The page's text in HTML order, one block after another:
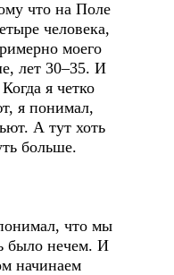
что на Поле
человека,
моего
лет 30–35. И
я четко
я понимал,
А тут хоть
больше.
что мы
было нечем. И
начинаем